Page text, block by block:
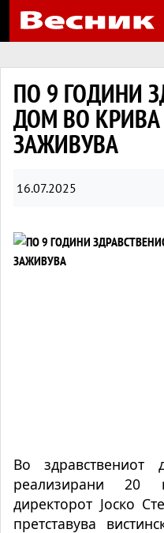
ПО 9 ГОДИНИ
ДОМ ВО
ЗАЖИВУВА
16.07.2025
Во
реализирани 20
директорот Јоско
претставува